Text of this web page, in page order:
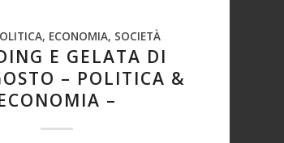
ECONOMIA, SOCIETÀ
E GELATA DI
– POLITICA &
–